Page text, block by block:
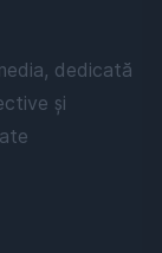
dedicată
și